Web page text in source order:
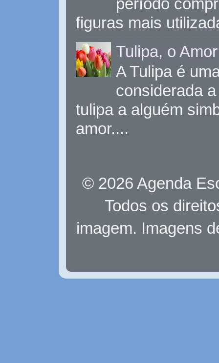
figuras mais
Tulipa, o
A Tulipa é
considerada
tulipa a alguém
amor....
© 2026 Agenda
Todos os
imagem. Imagens